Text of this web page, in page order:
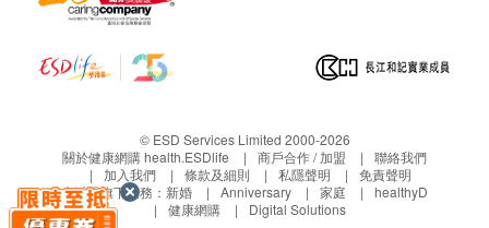
© ESD Services Limited 2000-2026
關於健康網購 health.ESDlife
商戶合作 / 加盟
聯絡我們
加入我們
條款及細則 私隱聲明
免責聲明
生活易旗下業務： 新婚 Anniversary 家庭
healthyD
健康網購
Digital Solutions